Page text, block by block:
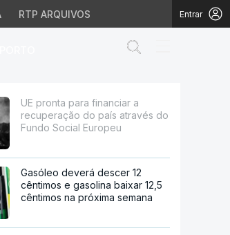
RTP ARQUIVOS Entrar
do Fundo
UE pronta para financiar a
recuperação do país através do
Fundo Social Europeu
Gasóleo deverá descer 12
cêntimos e gasolina baixar 12,5
cêntimos na próxima semana